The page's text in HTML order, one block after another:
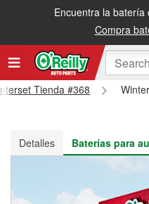
Encuentra la
Compra
Recibe tu orden gratis al
Tienda #368
Detalles
Baterías para